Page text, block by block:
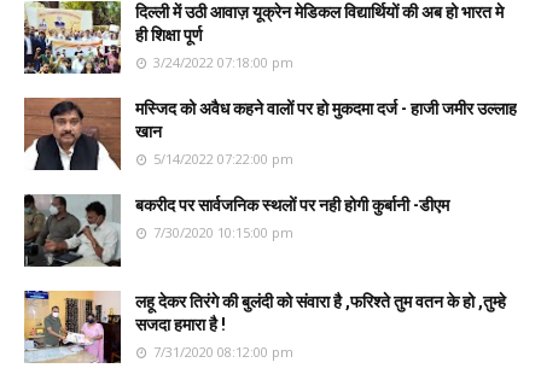
दिल्ली में उठी आवाज़ यूक्रेन मेडिकल विद्यार्थियों की अब हो भारत मे
ही शिक्षा पूर्ण
3/24/2022 07:18:00 pm
मस्जिद को अवैध कहने वालों पर हो मुकदमा दर्ज - हाजी जमीर उल्लाह
खान
5/14/2022 07:22:00 pm
बकरीद पर सार्वजनिक स्थलों पर नही होगी कुर्बानी -डीएम
7/30/2020 10:15:00 pm
लहू देकर तिरंगे की बुलंदी को संवारा है ,फरिश्ते तुम वतन के हो ,तुम्हे
सजदा हमारा है !
7/31/2020 08:12:00 pm